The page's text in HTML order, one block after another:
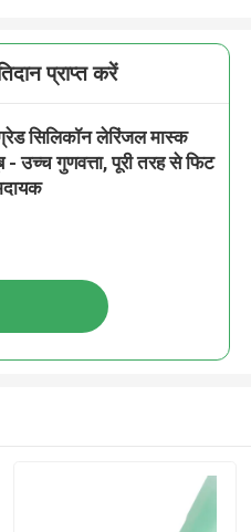
प्राप्त करें
सिलिकॉन लेरिंजल मास्क
- उच्च गुणवत्ता, पूरी तरह से फिट